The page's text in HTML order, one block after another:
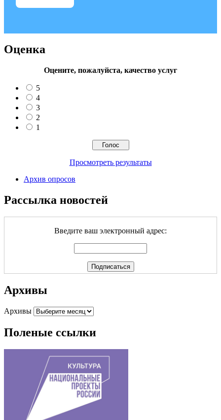
Оценка
Оцените, пожалуйста, качество услуг
5
4
3
2
1
Просмотреть результаты
Архив опросов
Рассылка новостей
Введите ваш электронный адрес:
Архивы
Архивы
Поленые ссылки